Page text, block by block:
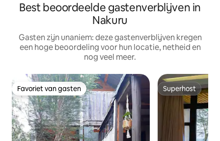
Best beoordeelde gastenverblijven in
Nakuru
Gasten zijn unaniem: deze gastenverblijven kregen
een hoge beoordeling voor hun locatie, netheid en
nog veel meer.
Favoriet van gasten
Favoriet van gasten Superhost
Superhost